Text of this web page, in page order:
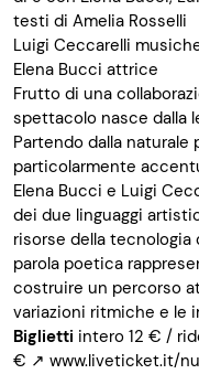
testi di Amelia Rosselli
Luigi Ceccarelli
Elena Bucci attrice
Frutto di una
spettacolo nasce dalla
Partendo dalla naturale
particolarmente
Elena Bucci e Luigi
dei due linguaggi
risorse della tecnologia
parola poetica
costruire un percorso
variazioni ritmiche e le
Biglietti intero 12 € /
€ ↗ www.liveticket.it/